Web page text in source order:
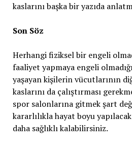
kaslarını başka bir yazıda
Son Söz
Herhangi fiziksel bir engeli
faaliyet yapmaya engeli
yaşayan kişilerin vücutlarının
kaslarını da çalıştırması
spor salonlarına gitmek şart
kararlılıkla hayat boyu
daha sağlıklı kalabilirsiniz.